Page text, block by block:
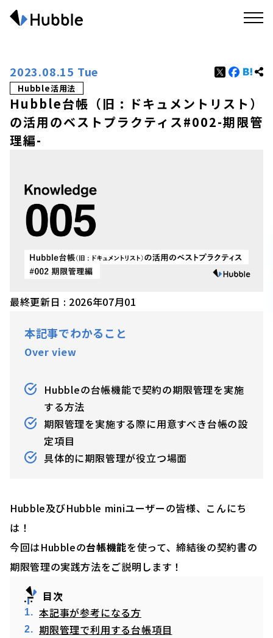
2023.08.15 Tue
Hubble活用法
Hubble台帳（旧 : ドキュメントリスト）
の活用のベストプラクティス#002-期限管
理編-
最終更新日 : 2026年07月01
本記事でわかること
Over view
Hubbleの台帳機能で契約の期限管理を実施
する方法
期限管理を実施する際に用意すべき台帳の設
定項目
具体的に期限管理が役立つ場面
Hubble及びHubble miniユーザーの皆様、こんにち
は！
今回はHubbleの台帳機能を使って、締結後の契約書の
期限管理の実践方法をご説明します！
目次
本記事が参考になる方
期限管理で利用する台帳項目